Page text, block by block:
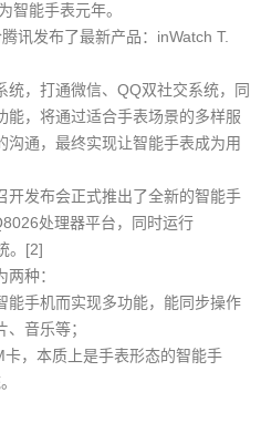
智能手表元年。
讯发布了最新产品：inWatch T.
统，打通微信、QQ双社交系统，同
能，将通过适合手表场景的多样服
沟通，最终实现让智能手表成为用
开发布会正式推出了全新的智能手
处理器平台，同时运行
。[2]
种：
能手机而实现多功能，能同步操作
音乐等；
，本质上是手表形态的智能手